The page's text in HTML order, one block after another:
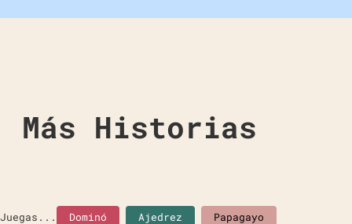
Más Historias
Juegas... Dominó Ajedrez Papagayo